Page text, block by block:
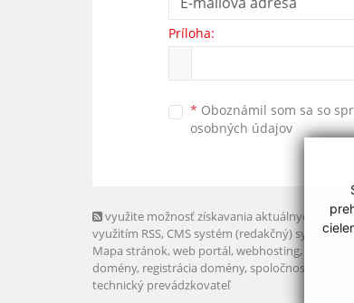
Príloha:
* Oboznámil som sa so
osobných údajov
využite možnosť získavania aktuálnych
využitím RSS, CMS systém (redakčný) systém
Mapa stránok, web portál, webhosting,
domény, registrácia domény, spoločnosť
technický prevádzkovateľ